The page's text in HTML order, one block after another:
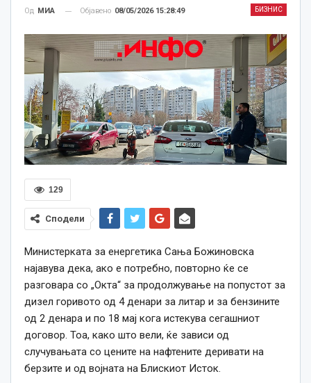
БИЗНИС
Од МИА Објавено 08/05/2026 15:28:49
129
Сподели
Министерката за енергетика Сања Божиновска
најавува дека, ако е потребно, повторно ќе се
разговара со „Окта“ за продолжување на попустот за
дизел горивото од 4 денари за литар и за бензините
од 2 денара и по 18 мај кога истекува сегашниот
договор. Тоа, како што вели, ќе зависи од
случувањата со цените на нафтените деривати на
берзите и од војната на Блискиот Исток.